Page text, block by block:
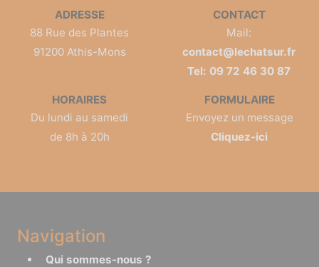
ADRESSE
88 Rue des Plantes
91200 Athis-Mons
CONTACT
Mail:
contact@lechatsur.fr
Tel: 09 72 46 30 87
HORAIRES
Du lundi au samedi
de 8h à 20h
FORMULAIRE
Envoyez un message
Cliquez-ici
Navigation
Qui sommes-nous ?